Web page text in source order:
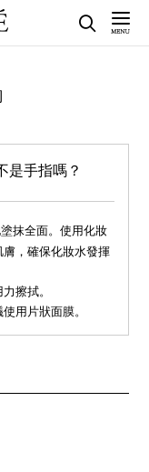
是手指嗎？
抹全面。使用化妝
，確保化妝水發揮
擦拭。
用片狀面膜。